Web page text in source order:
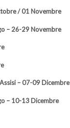
/ 01 Novembre
– 26-29 Novembre
– 07-09 Dicembre
– 10-13 Dicembre